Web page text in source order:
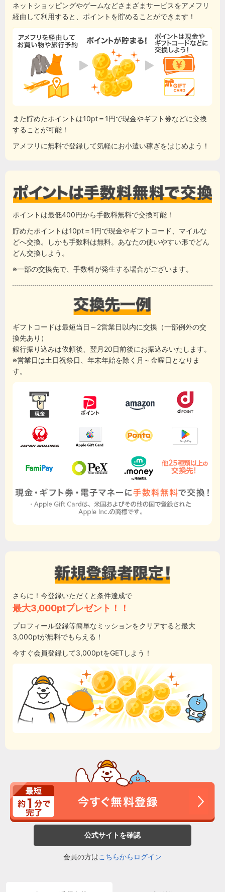
ネットショッピングやゲームなどさまざまサービスをアメフリ
経由して利用すると、ポイントを貯めることができます！
また貯めたポイントは10pt＝1円で現金やギフト券などに交換
することが可能！
アメフリに無料で登録して気軽にお小遣い稼ぎをはじめよう！
ポイントは最低400円から手数料無料で交換可能！
貯めたポイントは10pt＝1円で現金やギフトコード、マイルな
どへ交換。しかも手数料は無料。あなたの使いやすい形でどん
どん交換しよう。
※一部の交換先で、手数料が発生する場合がございます。
ギフトコードは最短当日～2営業日以内に交換（一部例外の交
換先あり）
銀行振り込みは依頼後、翌月20日前後にお振込みいたします。
※営業日は土日祝祭日、年末年始を除く月～金曜日となりま
す。
さらに！今登録いただくと条件達成で
最大3,000ptプレゼント！！
プロフィール登録等簡単なミッションをクリアすると最大
3,000ptが無料でもらえる！
今すぐ会員登録して3,000ptをGETしよう！
公式サイトを確認
会員の方はこちらからログイン